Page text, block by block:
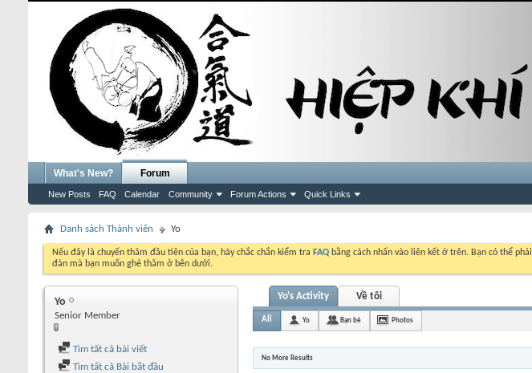
What's New? Forum
New Posts FAQ Calendar Community Forum Actions Quick Links
Danh sách Thành viên Yo
Nếu đây là chuyến thăm đầu tiên của bạn, hãy chắc chắn kiểm tra FAQ bằng cách nhấn vào liên kết ở trên. Bạn có thể phải
đàn mà bạn muốn ghé thăm ở bên dưới.
Yo
Senior Member
Tìm tất cả bài viết
Tìm tất cả Bài bắt đầu
Yo's Activity Về tôi
All Yo Bạn bè Photos
No More Results